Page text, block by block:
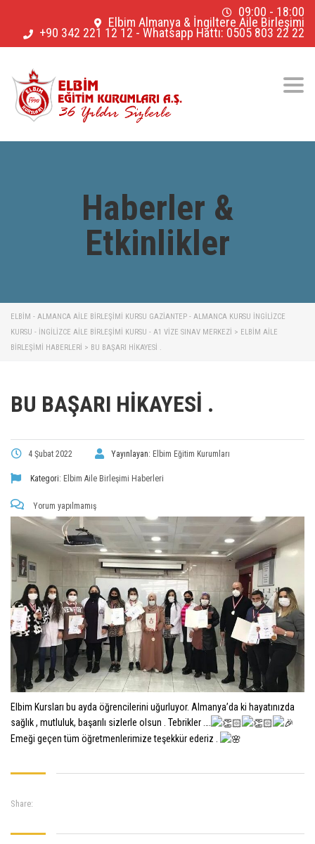
09:00 - 18:00
Elbim Almanya & İngiltere Aile Birleşimi
+90 342 221 12 12 - Whatsapp Hattı: 0505 803 22 22
Haberler &
Etkinlikler
ELBİM - ALMANCA AILE BIRLEŞIMI KURSU GAZIANTEP - ALMANCA KURSU İNGILIZCE
KURSU - İNGILIZCE AILE BIRLEŞIMI KURSU - A1 VIZE SINAV MERKEZI > ELBIM AILE
BIRLEŞIMI HABERLERI > BU BAŞARI HIKAYESI .
BU BAŞARI HIKAYESI .
4 Şubat 2022 Yayınlayan: Elbim Eğitim Kurumları
Kategori: Elbim Aile Birleşimi Haberleri
Yorum yapılmamış
Elbim Kursları bu ayda öğrencilerini uğurluyor. Almanya’da ki hayatınızda
sağlık , mutluluk, başarılı sizlerle olsun . Tebrikler ….
Emeği geçen tüm öğretmenlerimize teşekkür ederiz .
Share: